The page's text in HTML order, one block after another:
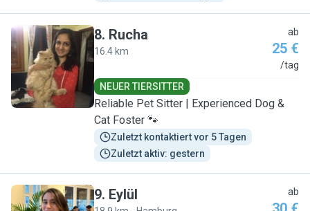
R
8. Rucha
16.4 km
ab
25 €
/tag
NEUER TIERSITTER
Reliable Pet Sitter | Experienced Dog &
Cat Foster 🐾
Zuletzt kontaktiert vor 5 Tagen
Zuletzt aktiv: gestern
9. Eylül ab